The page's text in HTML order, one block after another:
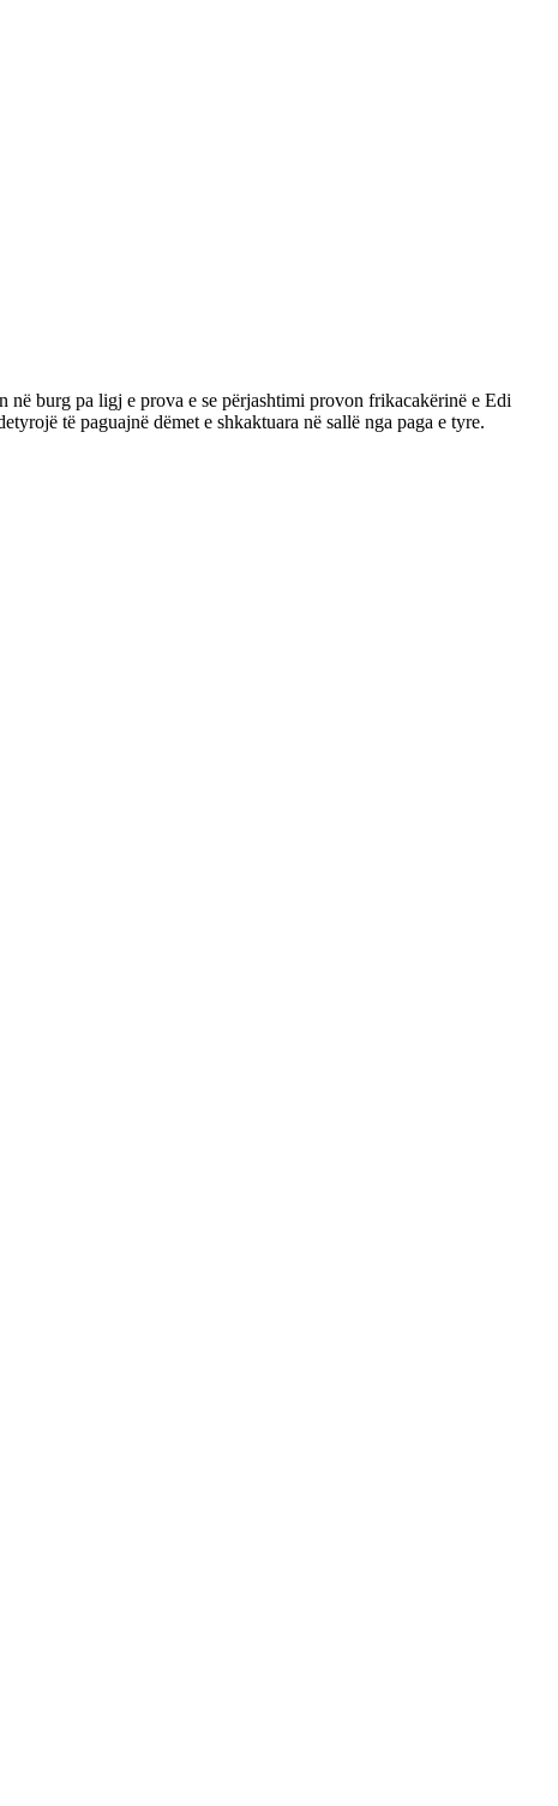
në burg pa ligj e prova e se përjashtimi provon frikacakërinë e Edi
të paguajnë dëmet e shkaktuara në sallë nga paga e tyre.